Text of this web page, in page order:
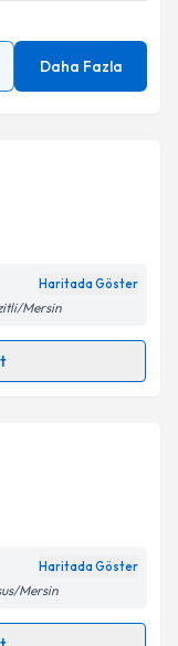
Daha Fazla
Haritada Göster
Mersin
talebi
almanız için bir
Haritada Göster
Mersin